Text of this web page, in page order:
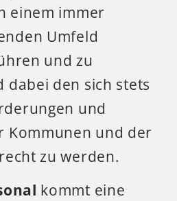
einem immer
Umfeld
und zu
den sich stets
und
Kommunen und der
zu werden.
kommt eine